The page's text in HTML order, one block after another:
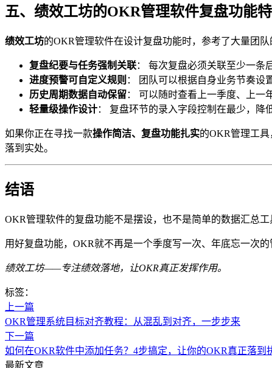
五、绩效工坊的OKR管理软件复盘功能
绩效工坊的OKR管理软件在设计复盘功能时，参考了大量团
复盘纪要与任务强制关联： 每次复盘必须关联至少一条
进度预警可自定义规则 ： 团队可以根据自身业务节奏设
历史周期数据自动保留： 可以随时查看上一季度、上一
轻量级操作设计： 复盘环节的录入字段控制在最少，降
如果你正在寻找一款操作简洁、复盘功能扎实的OKR管理工
落到实处。
结语
OKR管理软件的复盘功能不是摆设，也不是简单的数据汇总
用好复盘功能，OKR就不再是一个季度写一次、年底忘一次
绩效工坊——专注绩效落地，让OKR真正发挥作用。
标签：
上一篇
OKR管理系统目标对齐教程：从混乱到对齐，一步步来
下一篇
如何在OKR软件中添加任务？4步搞定，让你的OKR真正落到
最新文章